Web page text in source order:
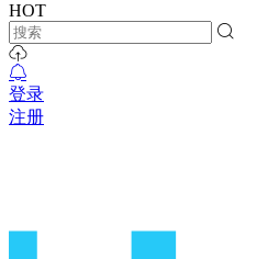
HOT
登录
注册